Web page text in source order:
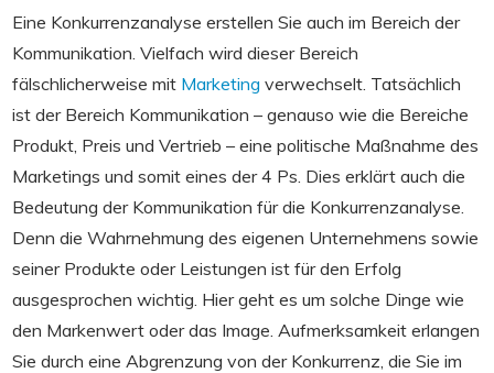
Eine Konkurrenzanalyse erstellen Sie auch im Bereich der
Kommunikation. Vielfach wird dieser Bereich
fälschlicherweise mit Marketing verwechselt. Tatsächlich
ist der Bereich Kommunikation – genauso wie die Bereiche
Produkt, Preis und Vertrieb – eine politische Maßnahme des
Marketings und somit eines der 4 Ps. Dies erklärt auch die
Bedeutung der Kommunikation für die Konkurrenzanalyse.
Denn die Wahrnehmung des eigenen Unternehmens sowie
seiner Produkte oder Leistungen ist für den Erfolg
ausgesprochen wichtig. Hier geht es um solche Dinge wie
den Markenwert oder das Image. Aufmerksamkeit erlangen
Sie durch eine Abgrenzung von der Konkurrenz, die Sie im